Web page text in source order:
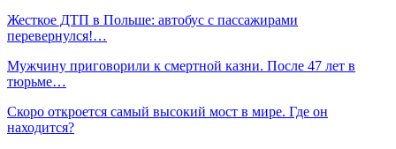
Жесткое ДТП в Польше: автобус с пассажирами
перевернулся!…
Мужчину приговорили к смертной казни. После 47 лет в
тюрьме…
Скоро откроется самый высокий мост в мире. Где он
находится?